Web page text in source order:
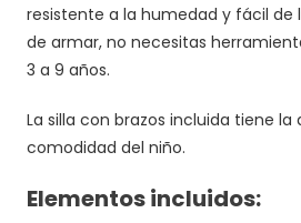
resistente a la humedad y fácil de
de armar, no necesitas
3 a 9 años.
La silla con brazos incluida tiene la
comodidad del niño.
Elementos incluidos: